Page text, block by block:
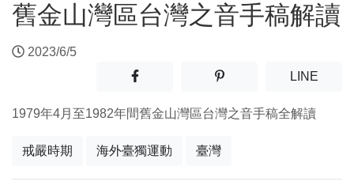
舊金山灣區台灣之音手稿解讀
2023/6/5
分享至facebook(另開新視窗)
分享至噗浪(另開新視窗)
LINE(另開
1979年4月至1982年間舊金山灣區台灣之音手稿全解讀
戒嚴時期 海外臺獨運動 臺灣